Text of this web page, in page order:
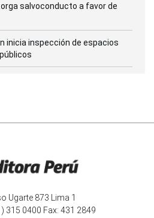
salvoconducto a favor de
inicia inspección de espacios
Ugarte 873 Lima 1
315 0400 Fax: 431 2849